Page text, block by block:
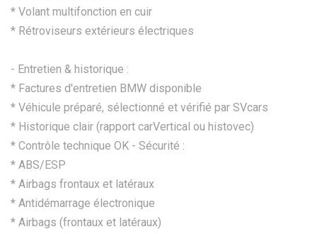
*⁠ Volant multifonction en cuir
*⁠ Rétroviseurs extérieurs électriques
- Entretien & historique :
* Factures d'entretien BMW disponible
* Véhicule préparé, sélectionné et vérifié par SVcars
* Historique clair (rapport carVertical ou histovec)
* Contrôle technique OK - Sécurité :
* ABS/ESP
* Airbags frontaux et latéraux
* Antidémarrage électronique
*⁠ ⁠Airbags (frontaux et latéraux)